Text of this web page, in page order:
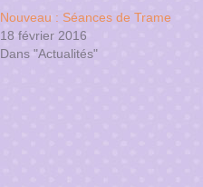
Nouveau : Séances de Trame
18 février 2016
Dans "Actualités"